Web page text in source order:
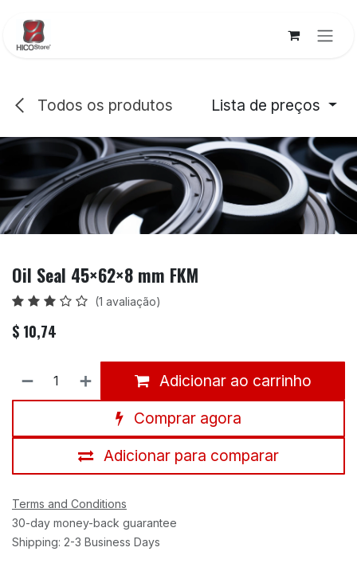
Todos os produtos Lista de preços
Oil Seal 45×62×8 mm FKM
(1 avaliação)
$ 10,74
Adicionar ao carrinho
Comprar agora
Adicionar para comparar
Terms and Conditions
30-day money-back guarantee
Shipping: 2-3 Business Days